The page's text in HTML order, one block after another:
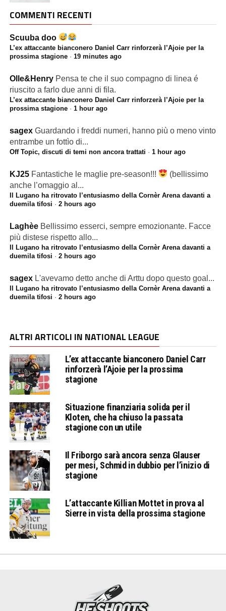
COMMENTI RECENTI
Scuuba doo
L’ex attaccante bianconero Daniel Carr rinforzerà l’Ajoie per la
prossima stagione· 19 minutes ago
Olle&Henry Pensa te che il suo compagno di linea é
riuscito a farlo due anni di fila.
L’ex attaccante bianconero Daniel Carr rinforzerà l’Ajoie per la
prossima stagione· 1 hour ago
sagex Guardando i freddi numeri, hanno più o meno vinto
entrambe un fottìo di...
Off Topic, discuti di temi non ancora trattati · 1 hour ago
KJ25 Fantastiche le maglie pre-season!!!
(bellissimo
anche l’omaggio al...
Il Lugano ha ritrovato l’entusiasmo della Cornèr Arena davanti a
duemila tifosi · 2 hours ago
Laghèe Bellissimo esserci, sempre emozionante. Facce
più distese rispetto allo...
Il Lugano ha ritrovato l’entusiasmo della Cornèr Arena davanti a
duemila tifosi · 2 hours ago
sagex L'avevamo detto anche di Arttu dopo questo goal...
Il Lugano ha ritrovato l’entusiasmo della Cornèr Arena davanti a
duemila tifosi · 2 hours ago
ALTRI ARTICOLI IN NATIONAL LEAGUE
L’ex attaccante bianconero Daniel Carr
rinforzerà l’Ajoie per la prossima
stagione
Situazione finanziaria solida per il
Kloten, che ha chiuso la passata
stagione con un utile
Il Friborgo sarà ancora senza Glauser
per mesi, Schmid in dubbio per l’inizio di
stagione
L’attaccante Killian Mottet in prova al
Sierre in vista della prossima stagione